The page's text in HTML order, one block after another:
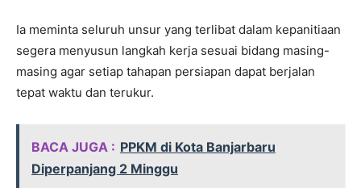
Ia meminta seluruh unsur yang terlibat dalam kepanitiaan
segera menyusun langkah kerja sesuai bidang masing-
masing agar setiap tahapan persiapan dapat berjalan
tepat waktu dan terukur.
BACA JUGA : PPKM di Kota Banjarbaru
Diperpanjang 2 Minggu